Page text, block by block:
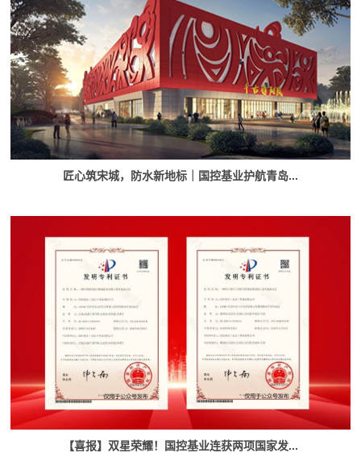
匠心筑宋城，防水新地标｜国控基业护航青岛...
【喜报】双星荣耀！国控基业连获两项国家发...